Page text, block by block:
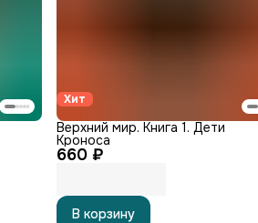
Хит
660 ₽
Верхний мир. Книга 1. Дети
Кроноса
В корзину